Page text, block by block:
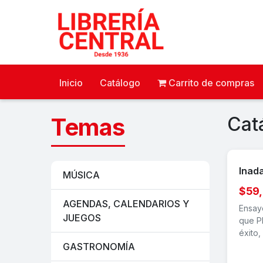
Inicio Catálogo Carrito de compras
Temas
MÚSICA
AGENDAS, CALENDARIOS Y
JUEGOS
GASTRONOMÍA
que
éxito,